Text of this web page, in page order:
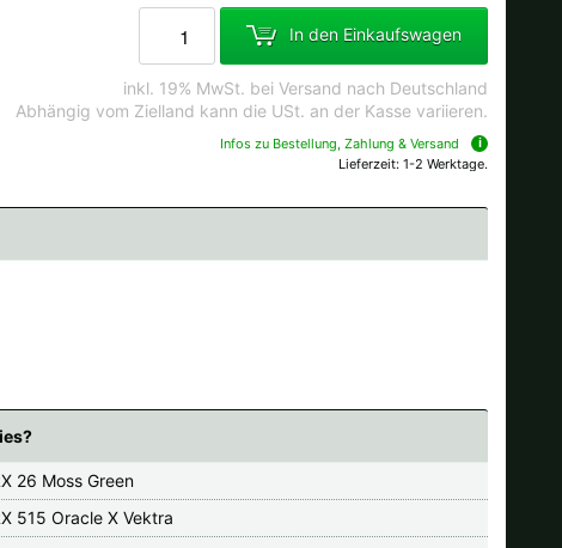
In den Einkaufswagen
inkl. 19% MwSt. bei Versand nach Deutschland
Abhängig vom Zielland kann die USt. an der Kasse variieren.
Infos zu Bestellung, Zahlung & Versand
Lieferzeit: 1-2 Werktage.
26 Moss Green
515 Oracle X Vektra